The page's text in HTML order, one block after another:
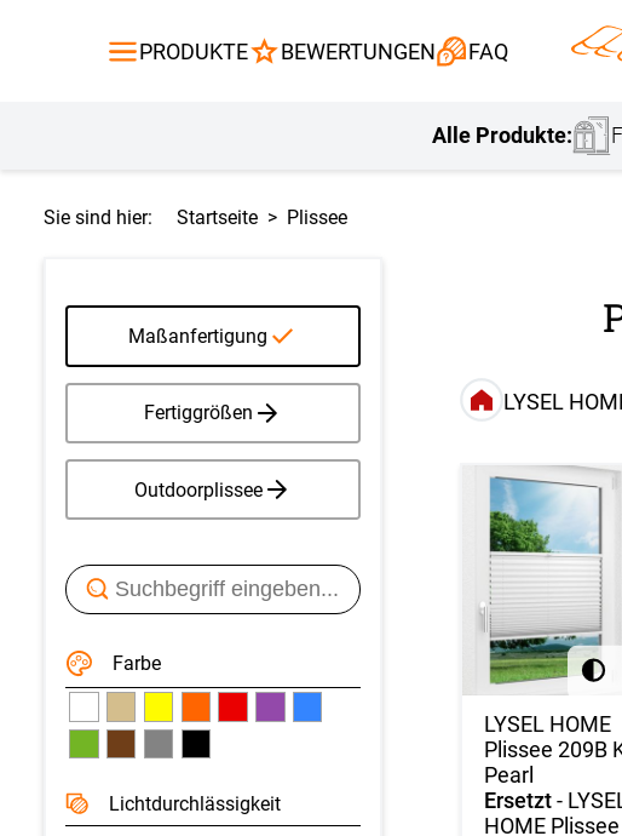
PRODUKTE BEWERTUNGEN FAQ
Alle Produkte:
Gardinen Flächenvorhang
Sie sind hier: Startseite Plissee
Maßanfertigung
Fertiggrößen
Outdoorplissee
Farbe
Licht­durchlässigkeit
LYSEL
LYSEL HOME
Plissee 209B
Pearl
Ersetzt-
HOME